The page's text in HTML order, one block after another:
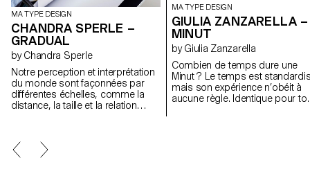
MA TYPE DESIGN
CHANDRA SPERLE –
GRADUAL
by Chandra Sperle
Notre perception et interprétation
du monde sont façonnées par
différentes échelles, comme la
distance, la taille et la relation
comment l’échelle influence la
signification et la perception à
travers un dialogue expérimental
MA TYPE DESIGN
GIULIA ZANZARELLA –
MINUT
by Giulia Zanzarella
Combien de temps dure une
Minut ? Le temps est
mais son expérience n’obéit à
aucune règle. Identique pour